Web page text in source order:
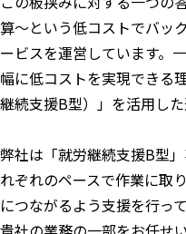
算〜という低コストでバッ
ービスを運営しています。
幅に低コストを実現できる
継続支援B型）」を活用した
弊社は「就労継続支援B型
れぞれのペースで作業に取
につながるよう支援を行って